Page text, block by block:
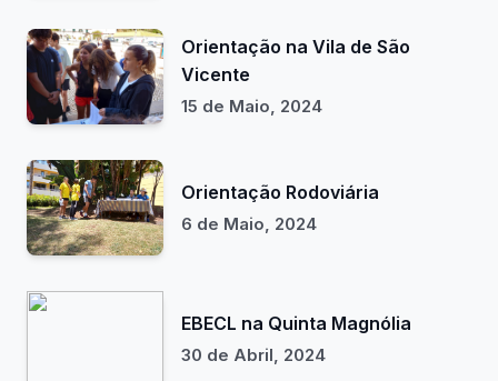
Orientação na Vila de São
Vicente
15 de Maio, 2024
Orientação Rodoviária
6 de Maio, 2024
EBECL na Quinta Magnólia
30 de Abril, 2024